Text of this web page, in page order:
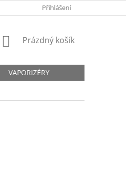
Přihlášení
NÁKUPNÍ
Prázdný košík
VAPORIZÉRY